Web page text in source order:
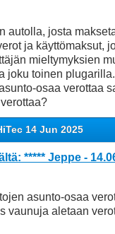
autolla, josta
ja käyttömaksut,
mieltymyksien
joku toinen plugarilla.
osaa verottaa
14 Jun 2025
***** Jeppe -
asunto-osaa
vaunuja aletaan